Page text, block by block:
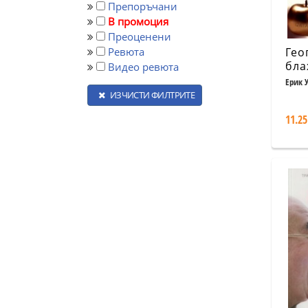
Препоръчани
В промоция
Преоценени
Ревюта
Видео ревюта
ИЗЧИСТИ ФИЛТРИТЕ
на
Ерик